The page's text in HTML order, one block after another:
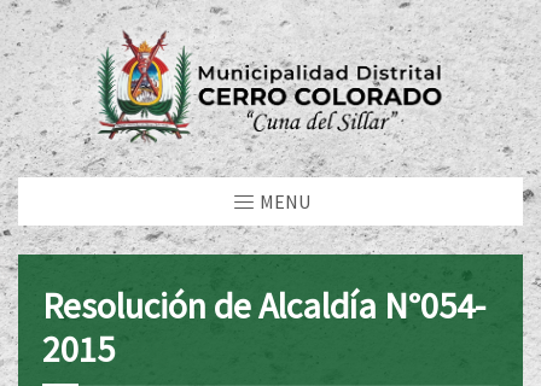
MENU
Resolución de Alcaldía N°054-
2015